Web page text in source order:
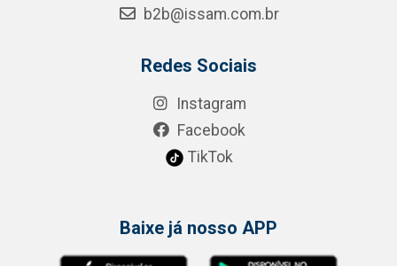
b2b@issam.com.br
Redes Sociais
Instagram
Facebook
TikTok
Baixe já nosso APP